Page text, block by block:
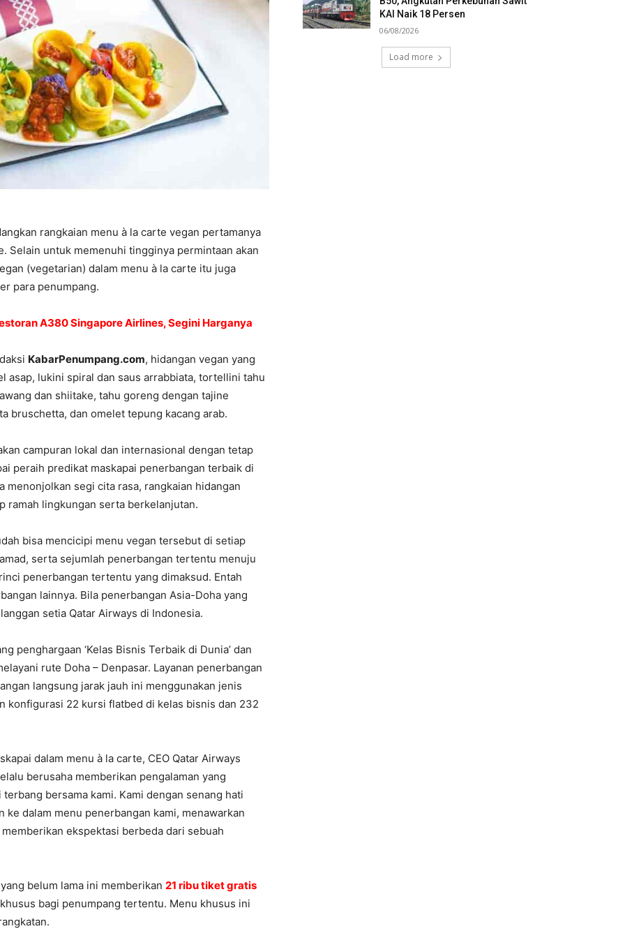
rangkaian menu à la carte vegan pertamanya
Selain untuk memenuhi tingginya permintaan akan
(vegetarian) dalam menu à la carte itu juga
para penumpang.
A380 Singapore Airlines, Segini Harganya
KabarPenumpang.com, hidangan vegan yang
asap, lukini spiral dan saus arrabbiata, tortellini tahu
dan shiitake, tahu goreng dengan tajine
bruschetta, dan omelet tepung kacang arab.
campuran lokal dan internasional dengan tetap
peraih predikat maskapai penerbangan terbaik di
menonjolkan segi cita rasa, rangkaian hidangan
ramah lingkungan serta berkelanjutan.
bisa mencicipi menu vegan tersebut di setiap
serta sejumlah penerbangan tertentu menuju
penerbangan tertentu yang dimaksud. Entah
lainnya. Bila penerbangan Asia-Doha yang
setia Qatar Airways di Indonesia.
penghargaan ‘Kelas Bisnis Terbaik di Dunia’ dan
rute Doha – Denpasar. Layanan penerbangan
langsung jarak jauh ini menggunakan jenis
konfigurasi 22 kursi flatbed di kelas bisnis dan 232
dalam menu à la carte, CEO Qatar Airways
berusaha memberikan pengalaman yang
bersama kami. Kami dengan senang hati
ke dalam menu penerbangan kami, menawarkan
ekspektasi berbeda dari sebuah
belum lama ini memberikan 21 ribu tiket gratis
bagi penumpang tertentu. Menu khusus ini
KAI Naik 18 Persen
06/08/2026
Load more